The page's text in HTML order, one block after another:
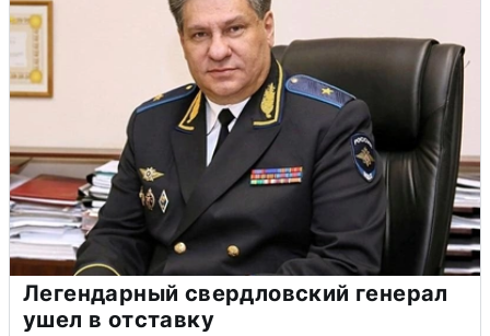
Легендарный свердловский генерал
ушел в отставку